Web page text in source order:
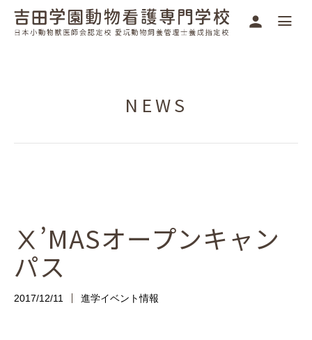
NEWS
Ⅹ’MASオープンキャン
パス
2017/12/11 進学イベント情報